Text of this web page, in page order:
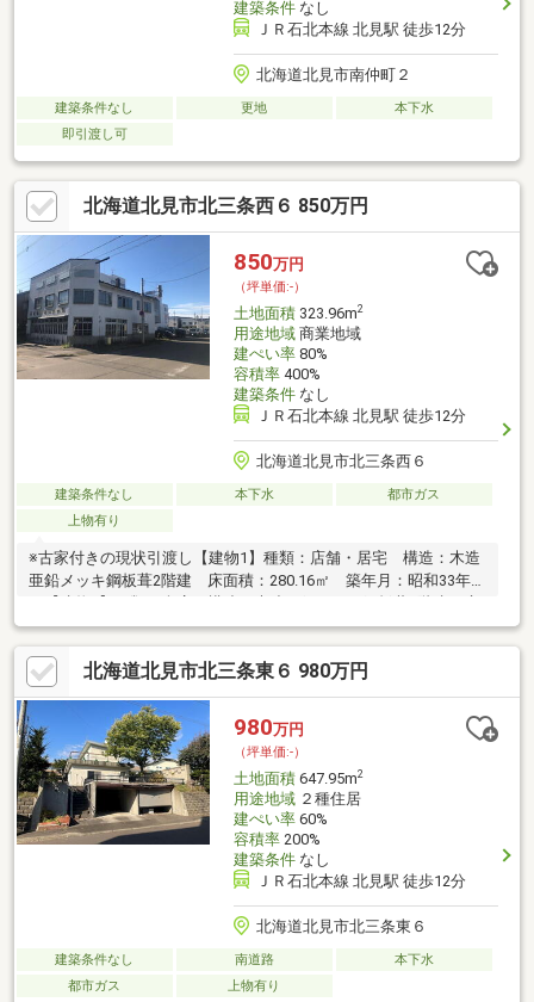
建築条件なし
ＪＲ石北本線 北見駅 徒歩12分
北海道北見市南仲町２
建築条件なし 更地
本下水
即引渡し可
北海道北見市北三条西６ 850万円
850万円
（坪単価:-）
土地面積323.96m2
用途地域商業地域
建ぺい率80%
容積率400%
建築条件なし
ＪＲ石北本線 北見駅 徒歩12分
北海道北見市北三条西６
建築条件なし 本下水
都市ガス
上物有り
※古家付きの現状引渡し【建物1】種類：店舗・居宅 構造：木造
亜鉛メッキ鋼板葺2階建 床面積：280.16㎡ 築年月：昭和33年9
面積：97.20㎡ 築年月：昭和48年11月(未登記)※北西側隣接地へ
建物一部越境している可能性がありますが、現状でのお引渡しと
なります。※存在しない建物の滅失登記及び抵当権の抹消登記に
より、お引渡しまで時間を要することが予想されます。
北海道北見市北三条東６ 980万円
980万円
（坪単価:-）
土地面積647.95m2
用途地域２種住居
建ぺい率60%
容積率200%
建築条件なし
ＪＲ石北本線 北見駅 徒歩12分
北海道北見市北三条東６
建築条件なし 南道路
本下水
都市ガス
上物有り